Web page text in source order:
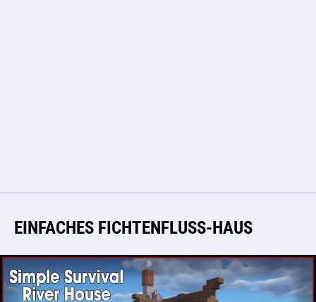
EINFACHES FICHTENFLUSS-HAUS